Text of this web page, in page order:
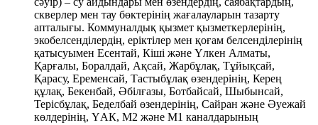
скверлер мен тау бөктерінің жағалауларын тазарту
апталығы. Коммуналдық қызмет қызметкерлерінің,
экобелсенділердің, еріктілер мен қоғам белсенділерінің
қатысуымен Есентай, Кіші және Үлкен Алматы,
Қарғалы, Боралдай, Ақсай, Жарбұлақ, Тұйықсай,
Қарасу, Еременсай, Тастыбұлақ өзендерінің, Керең
құлақ, Бекенбай, Әбілғазы, Ботбайсай, Шыбынсай,
Терісбұлақ, Беделбай өзендерінің, Сайран және Әуежай
көлдерінің, ҮАК, М2 және М1 каналдарының